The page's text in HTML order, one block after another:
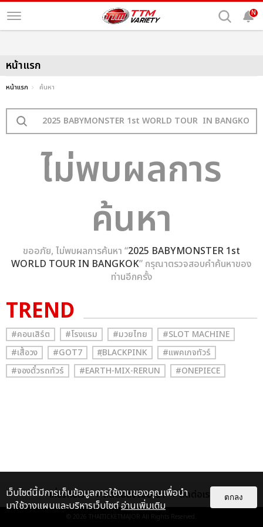
N
หน้าแรก
หน้าแรก ค้นหา
ไม่พบผลการ
ค้นหา
ขออภัย, ไม่พบผลการค้นหา “2025 BABYMONSTER 1st
WORLD TOUR IN BANGKOK” กรุณาตรวจสอบคำค้นหาของ
ท่านอีกครั้ง
TREND
#คอนเสิร์ต #โรงแรม #มวยไทย
#SLOT MACHINE
#เสื้อวง
#GOT7 #ฺBLACKPINK
#แพคเกจทัวร์
#จองตั๋วรถทัวร์
#EARTH-MIX-RERUN #ONEPIECE
เกี่ยวกับเรา ติดต่อลงโฆษณา ติดต่อเรา
© 2026 THAITICKETMAJOR All Rights Reserved.
เว็บไซต์นี้มีการเก็บข้อมูลการใช้งานของคุณเพื่อนำ
มาใช้วางแผนและบริหารเว็บไซต์อ่านเพิ่มเติม
ตกลง